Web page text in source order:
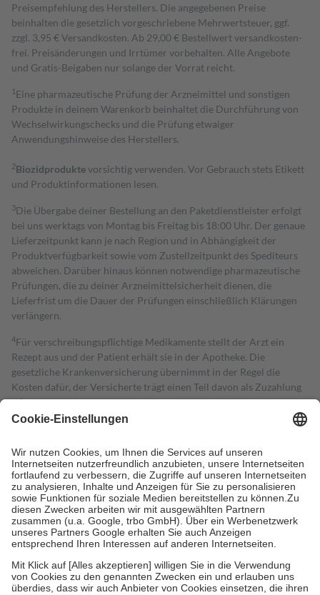
Preisempfehlung des Herstellers. Die angegebenen Preise
beinhalten die gesetzlich vorgeschriebene Mehrwertsteuer, ggf.
zzgl. 3,95 € Versandkosten. Ab 29,00 € Bestell­wert versand­kosten­
frei. Preisänderungen und Irrtümer vorbehalten. Alle Angebote
und Gratis-Beigaben nur solange der Vorrat reicht.
1 Eine pharmazeutische Prüfung der Arzneimittel und sonstigen
Produkte in deinem Warenkorb beinhaltet die Durchführung von
Wechselwirkungschecks und die Prüfung etwaiger
Anwendungshinweise des Herstellers.
2Biozidproduktevorsichtig verwenden. Vor Gebrauch stets Etikett
und Produktinformationen lesen.
3Die Übergabe deiner Bestellung an den Paketdienstleister erfolgt
bei uns werktags von Montag bis Freitag bis 18:00 Uhr. Der genaue
Lieferzeitpunkt kann je nach Region und in Abhängigkeit der
Produktverfügbarkeit sowie vom Zustellzeitpunkt des Spediteurs
abweichen. Darüber hinaus können notwendige pharmazeutische
Prüfungen, die zu deiner Arzneimittelsicherheit dienen, die
Lieferfrist um die Dauer der Prüfungen einschließlich Klärungen
verlängern.
4Für verschreibungspflichtige Medikamente stellt der Arzt ein
Rezept aus und der Patient erhält sie in der Apotheke. Die
gesetzliche Krankenversicherung übernimmt in der Regel die
Kosten dafür, der Versicherte trägt einen Teil davon als Zuzahlung
mit.
Grundsätzlich leisten Mitglieder Zuzahlungen in Höhe von zehn
höchstens zehn Euro.
Es sind jedoch nie mehr als die tatsächlichen
Kosten der Leistung zu entrichten.
Diese Regeln gelten grundsätzlich auch für Online-Apotheken.
Bei Heilmitteln und häuslicher Krankenpflege beträgt die
Zuzahlung zehn Prozent der Kosten sowie zehn Euro je
Verordnung.
Um das Engagement der Versicherten für ihre eigene Gesundheit zu
stärken und die besondere Stellung der Familie zu unterstützen,
fallenkeine Zuzahlungenan bei:
• Kindern und Jugendlichen bis zum vollendeten 18. Lebensjahr